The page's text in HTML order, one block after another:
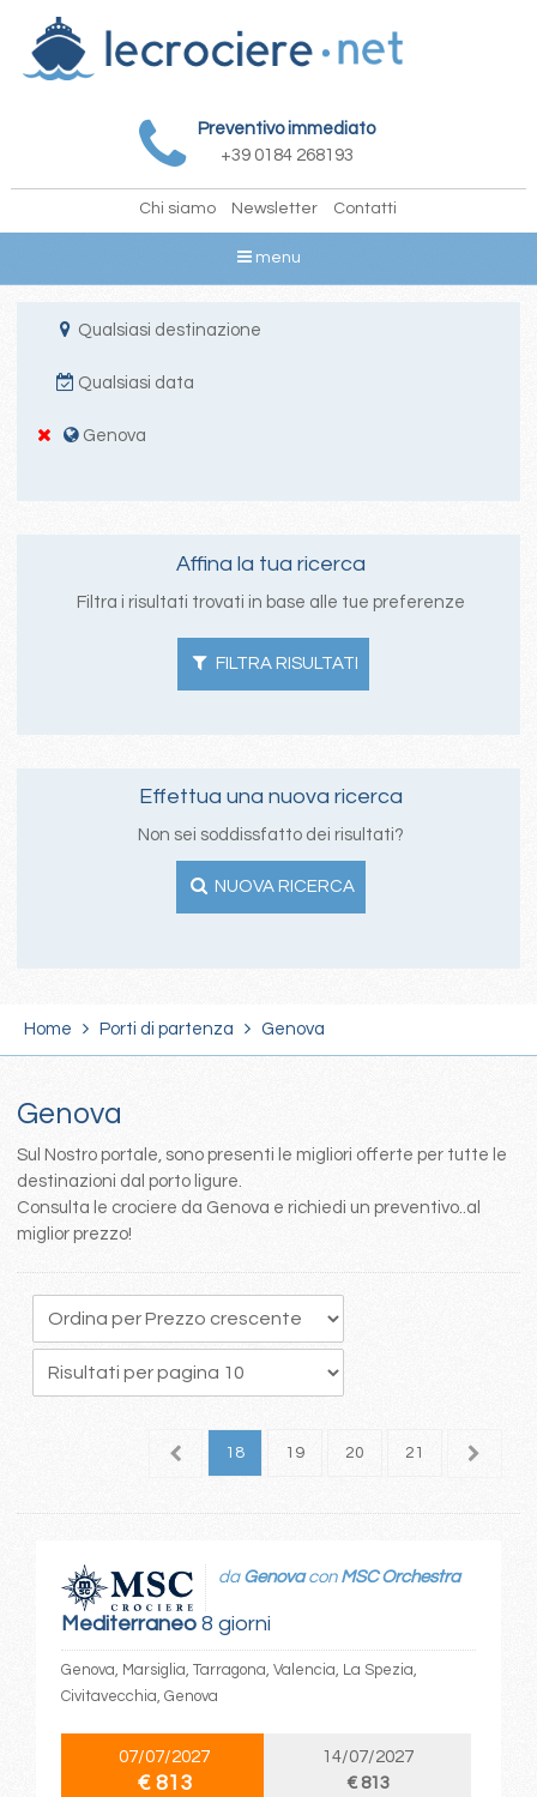
Preventivo immediato
+39 0184 268193
Chi siamo Newsletter Contatti
menu
Qualsiasi destinazione
Qualsiasi data
Genova
Affina la tua ricerca
Filtra i risultati trovati in base alle tue preferenze
FILTRA RISULTATI
Effettua una nuova ricerca
Non sei soddissfatto dei risultati?
NUOVA RICERCA
Home Porti di partenza Genova
Genova
Sul Nostro portale, sono presenti le migliori offerte per tutte le
destinazioni dal porto ligure.
Consulta le crociere da Genova e richiedi un preventivo..al
miglior prezzo!
17 18 19 20 21 22
Mediterraneo8 giorni
da Genovacon MSC Orchestra
Genova, Marsiglia, Tarragona, Valencia, La Spezia,
Civitavecchia, Genova
07/07/2027
€ 813
14/07/2027
€ 813